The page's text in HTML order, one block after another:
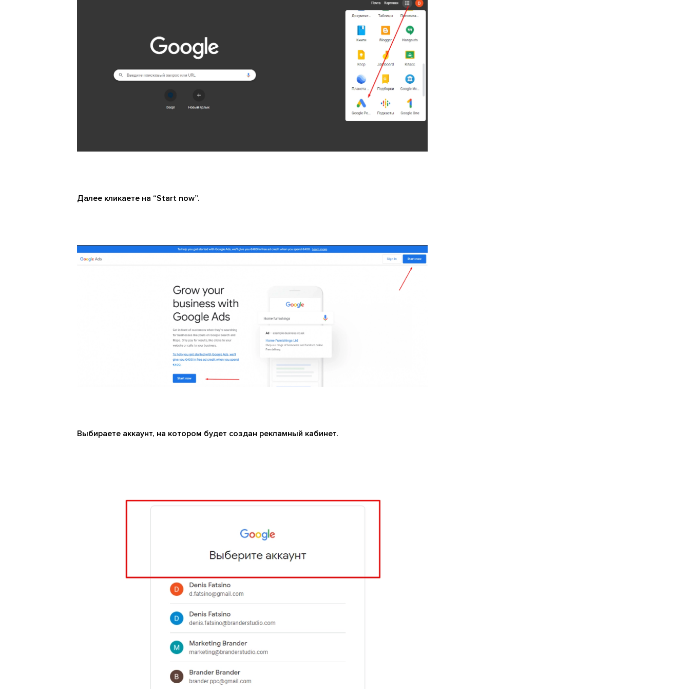
Далее кликаете на “Start now”.
Выбираете аккаунт, на котором будет создан рекламный кабинет.